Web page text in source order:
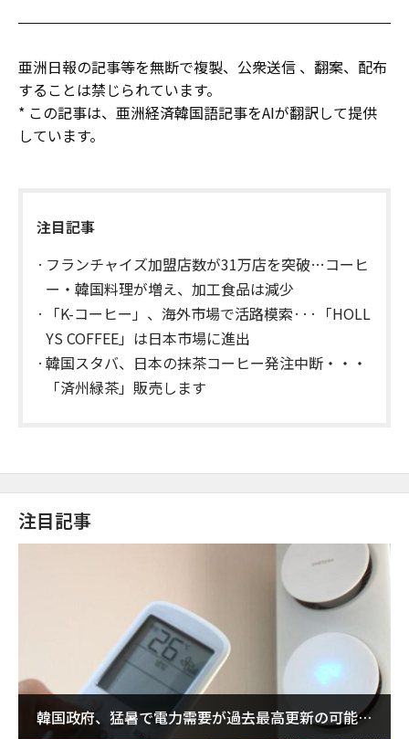
亜洲日報の記事等を無断で複製、公衆送信 、翻案、配布
することは禁じられています。
* この記事は、亜洲経済韓国語記事をAIが翻訳して提供
しています。
注目記事
フランチャイズ加盟店数が31万店を突破…コーヒ
ー・韓国料理が増え、加工食品は減少
「K-コーヒー」、海外市場で活路模索···「HOLL
YS COFFEE」は日本市場に進出
韓国スタバ、日本の抹茶コーヒー発注中断・・・
「済州緑茶」販売します
注目記事
韓国政府、猛暑で電力需要が過去最高更新の可能性